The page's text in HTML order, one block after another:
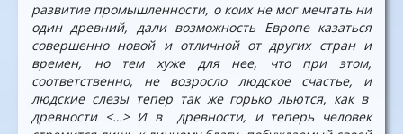
развитие промышленности, о коих не мог мечтать ни
один древний, дали возможность Европе казаться
совершенно новой и отличной от других стран и
времен, но тем хуже для нее, что при этом,
соответственно, не возросло людское счастье, и
людские слезы тепер так же горько льются, как в
древности <…> И в древности, и теперь человек